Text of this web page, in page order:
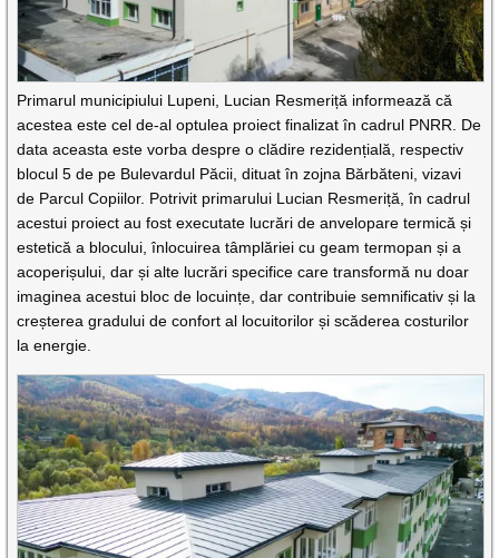
Primarul municipiului Lupeni, Lucian Resmeriță informează că
acestea este cel de-al optulea proiect finalizat în cadrul PNRR. De
data aceasta este vorba despre o clădire rezidențială, respectiv
blocul 5 de pe Bulevardul Păcii, dituat în zojna Bărbăteni, vizavi
de Parcul Copiilor. Potrivit primarului Lucian Resmeriță, în cadrul
acestui proiect au fost executate lucrări de anvelopare termică și
estetică a blocului, înlocuirea tâmplăriei cu geam termopan și a
acoperișului, dar și alte lucrări specifice care transformă nu doar
imaginea acestui bloc de locuințe, dar contribuie semnificativ și la
creșterea gradului de confort al locuitorilor și scăderea costurilor
la energie.